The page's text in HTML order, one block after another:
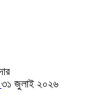
৩১ জুলাই ২০২৬